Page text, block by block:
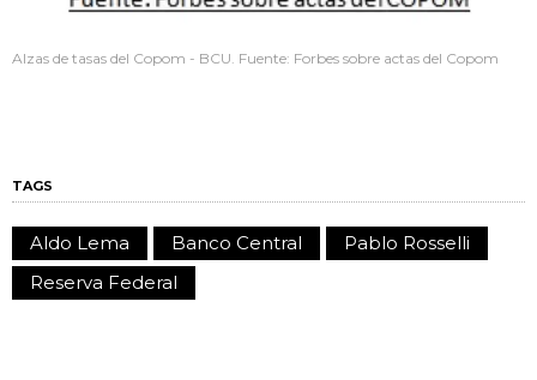
Alzas de tasas del Copom - BCU. Fuente: Forbes sobre actas del Copom
TAGS
Aldo Lema Banco Central
Pablo Rosselli
Reserva Federal